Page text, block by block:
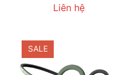
Liên hệ
SALE